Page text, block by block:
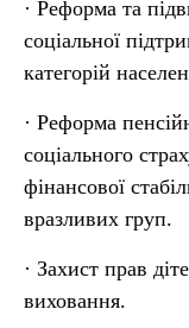
· Реформа та
соціальної
категорій
· Реформа
соціального
фінансової
вразливих груп.
· Захист прав
виховання.